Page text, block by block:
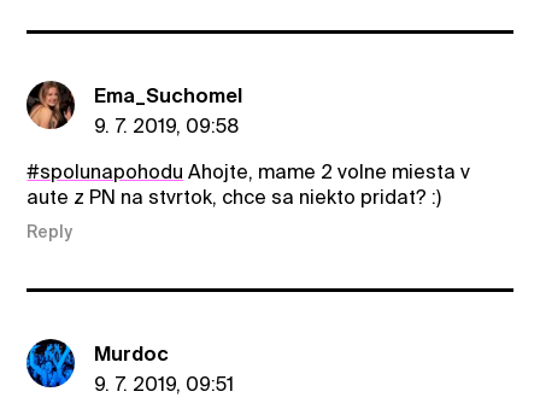
Ema_Suchomel
9. 7. 2019, 09:58
#spolunapohodu Ahojte, mame 2 volne miesta v
aute z PN na stvrtok, chce sa niekto pridat? :)
Reply
Murdoc
9. 7. 2019, 09:51